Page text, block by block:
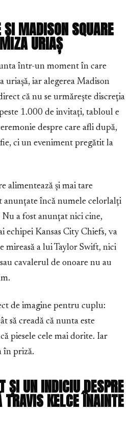
MADISON SQUARE
URIAȘ
într-un moment în care
uriașă, iar alegerea Madison
că nu se urmărește discreția
1.000 de invitați, tabloul e
despre care afli după,
ci un eveniment pregătit la
alimentează și mai tare
anunțate încă numele celorlalți
a fost anunțat nici cine,
Kansas City Chiefs, va
mireasă a lui Taylor Swift, nici
cavalerul de onoare nu au
de imagine pentru cuplu:
să creadă că nunta este
piesele cele mai dorite. Iar
în priză.
ȘI UN INDICIU DESPRE
KELCE ÎNAINTE